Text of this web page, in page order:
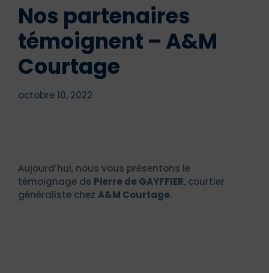
Nos partenaires
témoignent – A&M
Courtage
octobre 10, 2022
Aujourd’hui, nous vous présentons le
témoignage de Pierre de GAYFFIER, courtier
généraliste chez A&M Courtage.